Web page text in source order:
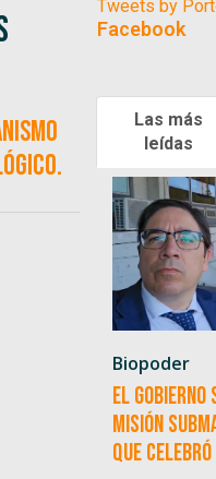
Tweets by
Facebook
Las más
leídas
Biopoder
El
misión
que